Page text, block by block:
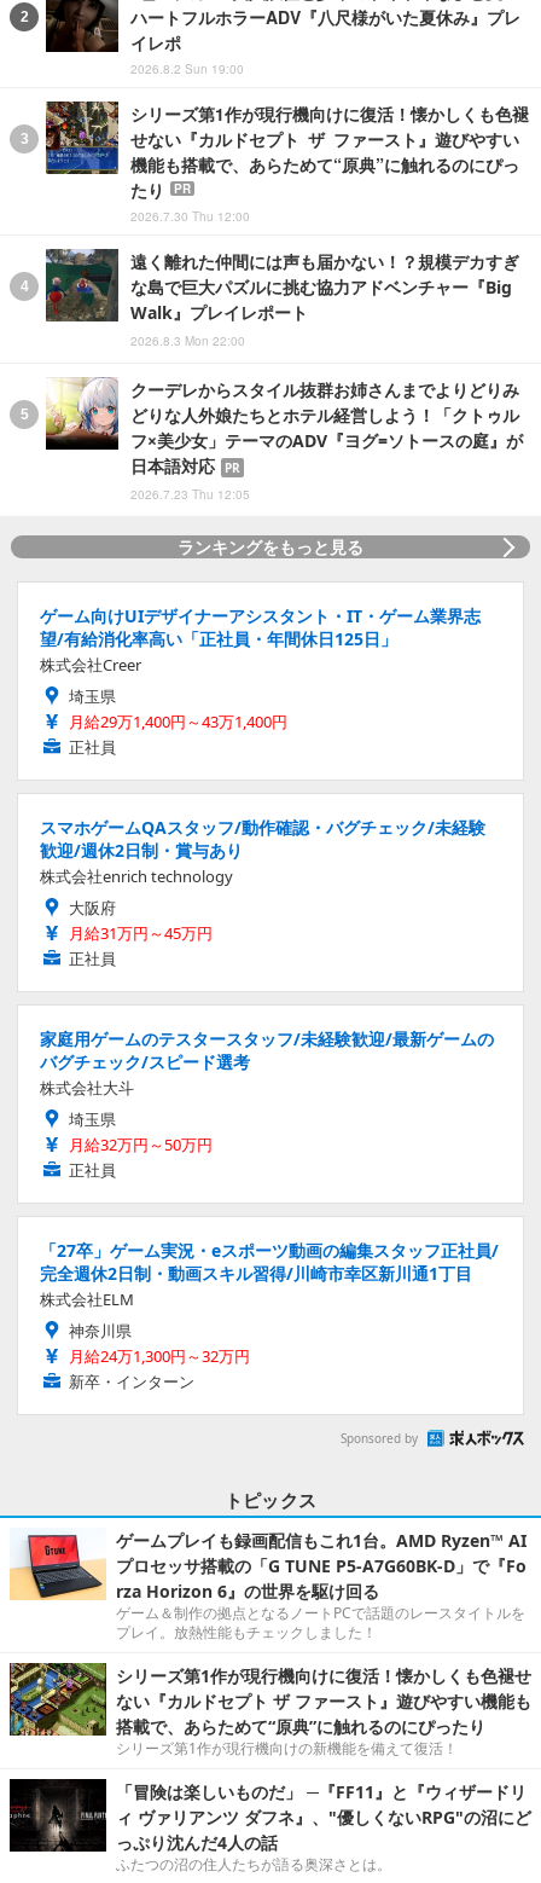
ハートフルホラーADV『八尺様がいた夏休み』プレ
イレポ
2026.8.2 Sun 19:00
シリーズ第1作が現行機向けに復活！懐かしくも色褪
せない『カルドセプト ザ ファースト』遊びやすい
機能も搭載で、あらためて“原典”に触れるのにぴっ
たり
PR
2026.7.30 Thu 12:00
遠く離れた仲間には声も届かない！？規模デカすぎ
な島で巨大パズルに挑む協力アドベンチャー『Big
Walk』プレイレポート
2026.8.3 Mon 22:00
クーデレからスタイル抜群お姉さんまでよりどりみ
どりな人外娘たちとホテル経営しよう！「クトゥル
フ×美少女」テーマのADV『ヨグ=ソトースの庭』が
日本語対応
PR
2026.7.23 Thu 12:05
ランキングをもっと見る
ゲーム向けUIデザイナーアシスタント・IT・ゲーム業界志
望/有給消化率高い「正社員・年間休日125日」
株式会社Creer
埼玉県
月給29万1,400円～43万1,400円
正社員
スマホゲームQAスタッフ/動作確認・バグチェック/未経験
歓迎/週休2日制・賞与あり
株式会社enrich technology
大阪府
月給31万円～45万円
正社員
家庭用ゲームのテスタースタッフ/未経験歓迎/最新ゲームの
バグチェック/スピード選考
株式会社大斗
埼玉県
月給32万円～50万円
正社員
「27卒」ゲーム実況・eスポーツ動画の編集スタッフ正社員/
完全週休2日制・動画スキル習得/川崎市幸区新川通1丁目
株式会社ELM
神奈川県
月給24万1,300円～32万円
新卒・インターン
Sponsored by
トピックス
ゲームプレイも録画配信もこれ1台。AMD Ryzen™ AI
プロセッサ搭載の「G TUNE P5-A7G60BK-D」で『Fo
rza Horizon 6』の世界を駆け回る
ゲーム＆制作の拠点となるノートPCで話題のレースタイトルを
プレイ。放熱性能もチェックしました！
シリーズ第1作が現行機向けに復活！懐かしくも色褪せ
ない『カルドセプト ザ ファースト』遊びやすい機能も
搭載で、あらためて“原典”に触れるのにぴったり
シリーズ第1作が現行機向けの新機能を備えて復活！
「冒険は楽しいものだ」 ─『FF11』と『ウィザードリ
ィ ヴァリアンツ ダフネ』、"優しくないRPG"の沼にど
っぷり沈んだ4人の話
ふたつの沼の住人たちが語る奥深さとは。